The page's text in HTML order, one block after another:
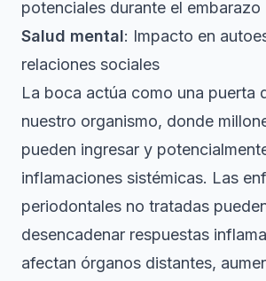
potenciales durante el embarazo
Salud mental: Impacto en
relaciones sociales
La boca actúa como una puerta
nuestro organismo, donde
pueden ingresar y
inflamaciones sistémicas. Las
periodontales no tratadas
desencadenar respuestas
afectan órganos distantes,